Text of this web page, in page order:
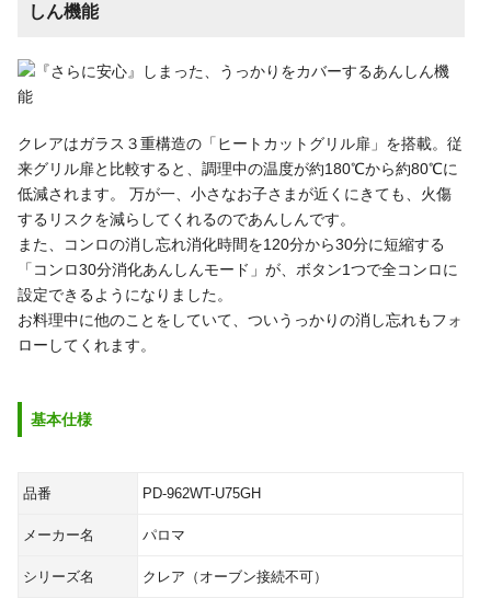
しん機能
クレアはガラス３重構造の「ヒートカットグリル扉」を搭載。従
来グリル扉と比較すると、調理中の温度が約180℃から約80℃に
低減されます。 万が一、小さなお子さまが近くにきても、火傷
するリスクを減らしてくれるのであんしんです。
また、コンロの消し忘れ消化時間を120分から30分に短縮する
「コンロ30分消化あんしんモード」が、ボタン1つで全コンロに
設定できるようになりました。
お料理中に他のことをしていて、ついうっかりの消し忘れもフォ
ローしてくれます。
基本仕様
品番 PD-962WT-U75GH
メーカー名 パロマ
シリーズ名 クレア（オーブン接続不可）